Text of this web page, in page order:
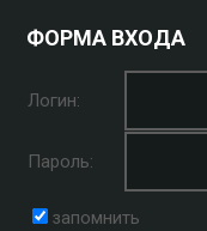
ФОРМА ВХОДА
Логин:
Пароль:
запомнить